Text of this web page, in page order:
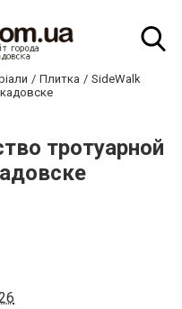
Плитка
SideWalk
тротуарной